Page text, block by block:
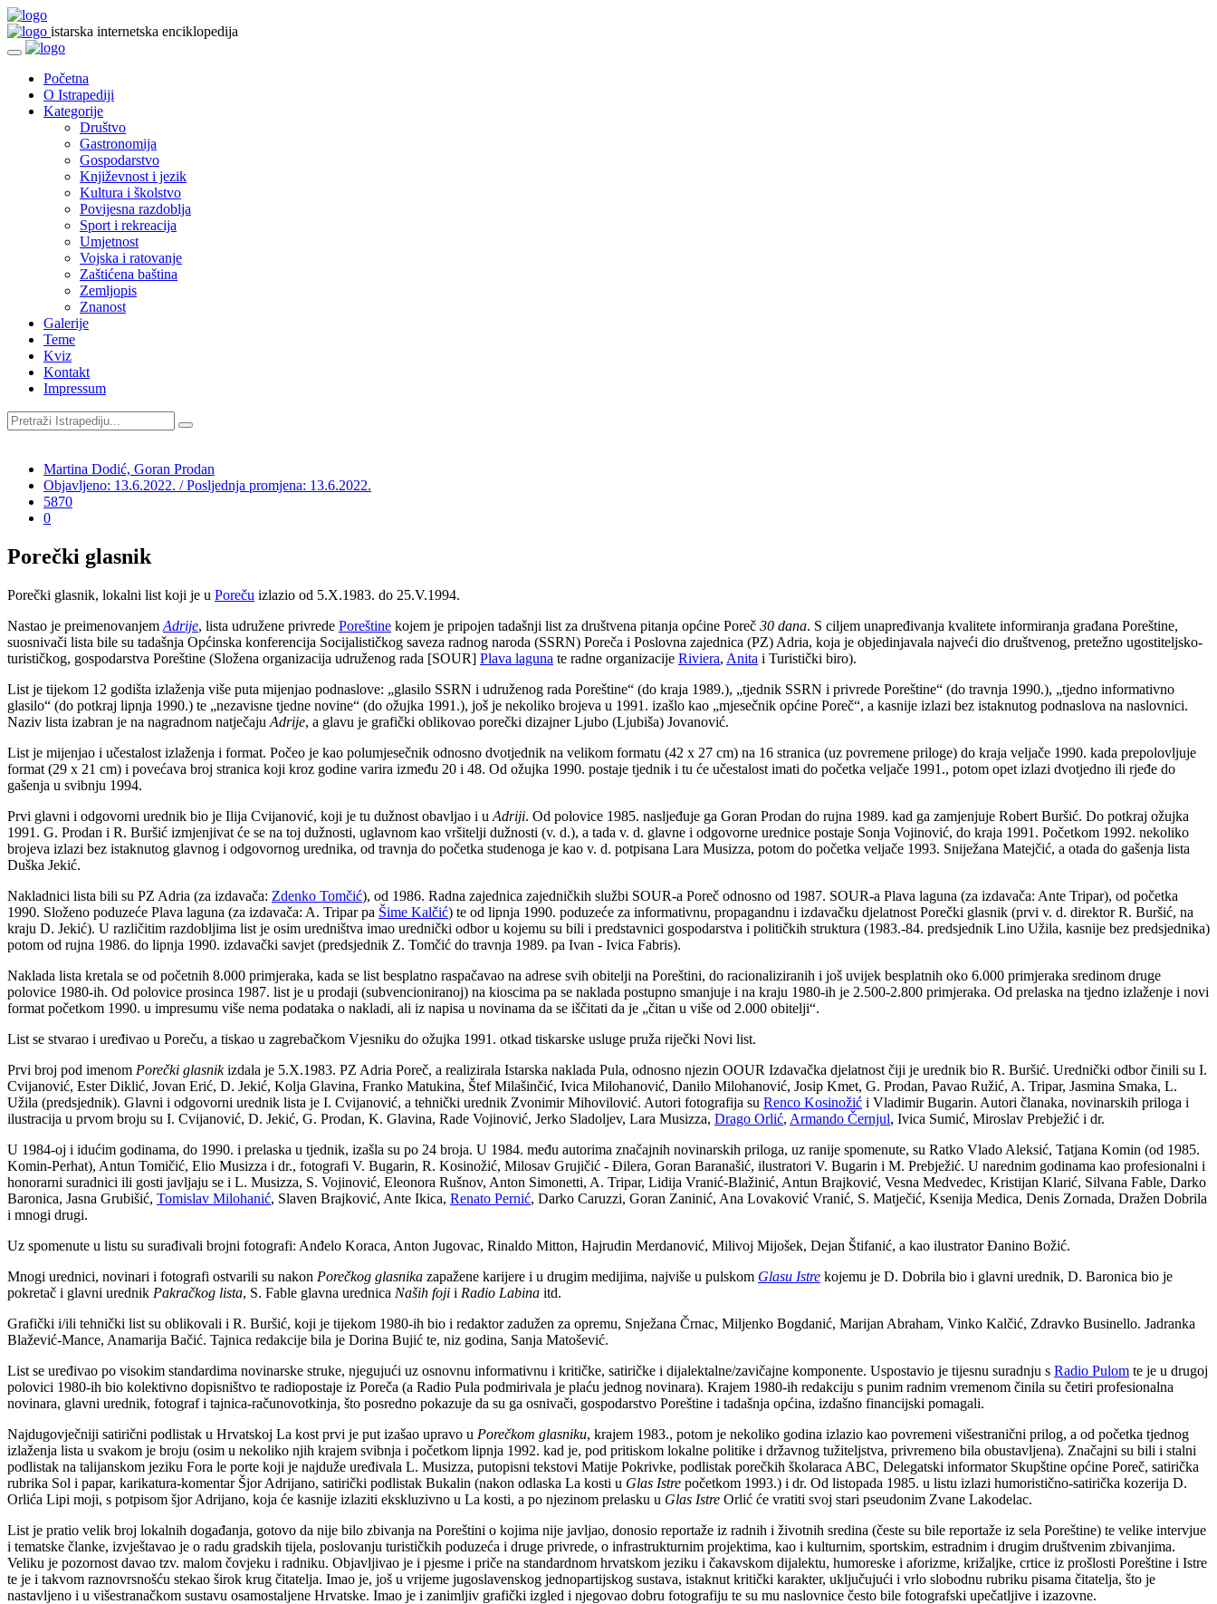
istarska internetska enciklopedija
Početna
O Istrapediji
Kategorije
Društvo
Gastronomija
Gospodarstvo
Književnost i jezik
Kultura i školstvo
Povijesna razdoblja
Sport i rekreacija
Umjetnost
Vojska i ratovanje
Zaštićena baština
Zemljopis
Znanost
Galerije
Teme
Kviz
Kontakt
Impressum
Martina Dodić, Goran Prodan
Objavljeno: 13.6.2022. / Posljednja promjena: 13.6.2022.
5870
0
Porečki glasnik
Porečki glasnik, lokalni list koji je u Poreču izlazio od 5.X.1983. do 25.V.1994.
Nastao je preimenovanjem Adrije, lista udružene privrede Poreštine kojem je pripojen tadašnji list za društvena pitanja općine Poreč 30 dana. S ciljem unapređivanja kvalitete informiranja građana Poreštine,
suosnivači lista bile su tadašnja Općinska konferencija Socijalističkog saveza radnog naroda (SSRN) Poreča i Poslovna zajednica (PZ) Adria, koja je objedinjavala najveći dio društvenog, pretežno ugostiteljsko-
turističkog, gospodarstva Poreštine (Složena organizacija udruženog rada [SOUR] Plava laguna te radne organizacije Riviera, Anita i Turistički biro).
List je tijekom 12 godišta izlaženja više puta mijenjao podnaslove: „glasilo SSRN i udruženog rada Poreštine“ (do kraja 1989.), „tjednik SSRN i privrede Poreštine“ (do travnja 1990.), „tjedno informativno
glasilo“ (do potkraj lipnja 1990.) te „nezavisne tjedne novine“ (do ožujka 1991.), još je nekoliko brojeva u 1991. izašlo kao „mjesečnik općine Poreč“, a kasnije izlazi bez istaknutog podnaslova na naslovnici.
Naziv lista izabran je na nagradnom natječaju Adrije, a glavu je grafički oblikovao porečki dizajner Ljubo (Ljubiša) Jovanović.
List je mijenjao i učestalost izlaženja i format. Počeo je kao polumjesečnik odnosno dvotjednik na velikom formatu (42 x 27 cm) na 16 stranica (uz povremene priloge) do kraja veljače 1990. kada prepolovljuje
format (29 x 21 cm) i povećava broj stranica koji kroz godine varira između 20 i 48. Od ožujka 1990. postaje tjednik i tu će učestalost imati do početka veljače 1991., potom opet izlazi dvotjedno ili rjeđe do
gašenja u svibnju 1994.
Prvi glavni i odgovorni urednik bio je Ilija Cvijanović, koji je tu dužnost obavljao i u Adriji. Od polovice 1985. nasljeđuje ga Goran Prodan do rujna 1989. kad ga zamjenjuje Robert Buršić. Do potkraj ožujka
1991. G. Prodan i R. Buršić izmjenjivat će se na toj dužnosti, uglavnom kao vršitelji dužnosti (v. d.), a tada v. d. glavne i odgovorne urednice postaje Sonja Vojinović, do kraja 1991. Početkom 1992. nekoliko
brojeva izlazi bez istaknutog glavnog i odgovornog urednika, od travnja do početka studenoga je kao v. d. potpisana Lara Musizza, potom do početka veljače 1993. Sniježana Matejčić, a otada do gašenja lista
Duška Jekić.
Nakladnici lista bili su PZ Adria (za izdavača: Zdenko Tomčić), od 1986. Radna zajednica zajedničkih službi SOUR-a Poreč odnosno od 1987. SOUR-a Plava laguna (za izdavača: Ante Tripar), od početka
1990. Složeno poduzeće Plava laguna (za izdavača: A. Tripar pa Šime Kalčić) te od lipnja 1990. poduzeće za informativnu, propagandnu i izdavačku djelatnost Porečki glasnik (prvi v. d. direktor R. Buršić, na
kraju D. Jekić). U različitim razdobljima list je osim uredništva imao urednički odbor u kojemu su bili i predstavnici gospodarstva i političkih struktura (1983.-84. predsjednik Lino Užila, kasnije bez predsjednika)
potom od rujna 1986. do lipnja 1990. izdavački savjet (predsjednik Z. Tomčić do travnja 1989. pa Ivan - Ivica Fabris).
Naklada lista kretala se od početnih 8.000 primjeraka, kada se list besplatno raspačavao na adrese svih obitelji na Poreštini, do racionaliziranih i još uvijek besplatnih oko 6.000 primjeraka sredinom druge
polovice 1980-ih. Od polovice prosinca 1987. list je u prodaji (subvencioniranoj) na kioscima pa se naklada postupno smanjuje i na kraju 1980-ih je 2.500-2.800 primjeraka. Od prelaska na tjedno izlaženje i novi
format početkom 1990. u impresumu više nema podataka o nakladi, ali iz napisa u novinama da se iščitati da je „čitan u više od 2.000 obitelji“.
List se stvarao i uređivao u Poreču, a tiskao u zagrebačkom Vjesniku do ožujka 1991. otkad tiskarske usluge pruža riječki Novi list.
Prvi broj pod imenom Porečki glasnikizdala je 5.X.1983. PZ Adria Poreč, a realizirala Istarska naklada Pula, odnosno njezin OOUR Izdavačka djelatnost čiji je urednik bio R. Buršić. Urednički odbor činili su I.
Cvijanović, Ester Diklić, Jovan Erić, D. Jekić, Kolja Glavina, Franko Matukina, Štef Milašinčić, Ivica Milohanović, Danilo Milohanović, Josip Kmet, G. Prodan, Pavao Ružić, A. Tripar, Jasmina Smaka, L.
Užila (predsjednik). Glavni i odgovorni urednik lista je I. Cvijanović, a tehnički urednik Zvonimir Mihovilović. Autori fotografija su Renco Kosinožić i Vladimir Bugarin. Autori članaka, novinarskih priloga i
ilustracija u prvom broju su I. Cvijanović, D. Jekić, G. Prodan, K. Glavina, Rade Vojinović, Jerko Sladoljev, Lara Musizza, Drago Orlić, Armando Černjul, Ivica Sumić, Miroslav Prebježić i dr.
U 1984-oj i idućim godinama, do 1990. i prelaska u tjednik, izašla su po 24 broja. U 1984. među autorima značajnih novinarskih priloga, uz ranije spomenute, su Ratko Vlado Aleksić, Tatjana Komin (od 1985.
Komin-Perhat), Antun Tomičić, Elio Musizza i dr., fotografi V. Bugarin, R. Kosinožić, Milosav Grujičić - Đilera, Goran Baranašić, ilustratori V. Bugarin i M. Prebježić. U narednim godinama kao profesionalni i
honorarni suradnici ili gosti javljaju se i L. Musizza, S. Vojinović, Eleonora Rušnov, Anton Simonetti, A. Tripar, Lidija Vranić-Blažinić, Antun Brajković, Vesna Medvedec, Kristijan Klarić, Silvana Fable, Darko
Baronica, Jasna Grubišić, Tomislav Milohanić, Slaven Brajković, Ante Ikica, Renato Pernić, Darko Caruzzi, Goran Zaninić, Ana Lovaković Vranić, S. Matječić, Ksenija Medica, Denis Zornada, Dražen Dobrila
i mnogi drugi.
Uz spomenute u listu su surađivali brojni fotografi: Anđelo Koraca, Anton Jugovac, Rinaldo Mitton, Hajrudin Merdanović, Milivoj Mijošek, Dejan Štifanić, a kao ilustrator Đanino Božić.
Mnogi urednici, novinari i fotografi ostvarili su nakon Porečkog glasnika zapažene karijere i u drugim medijima, najviše u pulskom Glasu Istre kojemu je D. Dobrila bio i glavni urednik, D. Baronica bio je
pokretač i glavni urednik Pakračkog lista, S. Fable glavna urednica Naših foji i Radio Labina itd.
Grafički i/ili tehnički list su oblikovali i R. Buršić, koji je tijekom 1980-ih bio i redaktor zadužen za opremu, Snježana Črnac, Miljenko Bogdanić, Marijan Abraham, Vinko Kalčić, Zdravko Businello. Jadranka
Blažević-Mance, Anamarija Bačić. Tajnica redakcije bila je Dorina Bujić te, niz godina, Sanja Matošević.
List se uređivao po visokim standardima novinarske struke, njegujući uz osnovnu informativnu i kritičke, satiričke i dijalektalne/zavičajne komponente. Uspostavio je tijesnu suradnju s Radio Pulom te je u drugoj
polovici 1980-ih bio kolektivno dopisništvo te radiopostaje iz Poreča (a Radio Pula podmirivala je plaću jednog novinara). Krajem 1980-ih redakciju s punim radnim vremenom činila su četiri profesionalna
novinara, glavni urednik, fotograf i tajnica-računovotkinja, što posredno pokazuje da su ga osnivači, gospodarstvo Poreštine i tadašnja općina, izdašno financijski pomagali.
Najdugovječniji satirični podlistak u Hrvatskoj La kost prvi je put izašao upravo u Porečkom glasniku, krajem 1983., potom je nekoliko godina izlazio kao povremeni višestranični prilog, a od početka tjednog
izlaženja lista u svakom je broju (osim u nekoliko njih krajem svibnja i početkom lipnja 1992. kad je, pod pritiskom lokalne politike i državnog tužiteljstva, privremeno bila obustavljena). Značajni su bili i stalni
podlistak na talijanskom jeziku Fora le porte koji je najduže uređivala L. Musizza, putopisni tekstovi Matije Pokrivke, podlistak porečkih školaraca ABC, Delegatski informator Skupštine općine Poreč, satirička
rubrika Sol i papar, karikatura-komentar Šjor Adrijano, satirički podlistak Bukalin (nakon odlaska La kosti u Glas Istre početkom 1993.) i dr. Od listopada 1985. u listu izlazi humoristično-satirička kozerija D.
Orlića Lipi moji, s potpisom šjor Adrijano, koja će kasnije izlaziti ekskluzivno u La kosti, a po njezinom prelasku u Glas Istre Orlić će vratiti svoj stari pseudonim Zvane Lakodelac.
List je pratio velik broj lokalnih događanja, gotovo da nije bilo zbivanja na Poreštini o kojima nije javljao, donosio reportaže iz radnih i životnih sredina (česte su bile reportaže iz sela Poreštine) te velike intervjue
i tematske članke, izvještavao je o radu gradskih tijela, poslovanju turističkih poduzeća i druge privrede, o infrastrukturnim projektima, kao i kulturnim, sportskim, estradnim i drugim društvenim zbivanjima.
Veliku je pozornost davao tzv. malom čovjeku i radniku. Objavljivao je i pjesme i priče na standardnom hrvatskom jeziku i čakavskom dijalektu, humoreske i aforizme, križaljke, crtice iz prošlosti Poreštine i Istre
te je i takvom raznovrsnošću stekao širok krug čitatelja. Imao je, još u vrijeme jugoslavenskog jednopartijskog sustava, istaknut kritički karakter, uključujući i vrlo slobodnu rubriku pisama čitatelja, što je
nastavljeno i u višestranačkom sustavu osamostaljene Hrvatske. Imao je i zanimljiv grafički izgled i njegovao dobru fotografiju te su mu naslovnice često bile fotografski upečatljive i izazovne.